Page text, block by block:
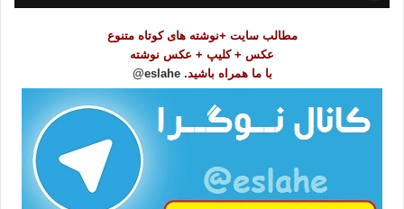
مطالب سایت +نوشته های کوتاه متنوع
عکس + کلیپ + عکس نوشته
با ما همراه باشید. eslahe@